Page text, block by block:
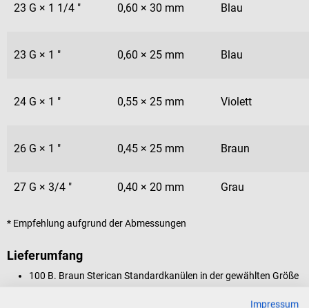
23 G × 1 1/4 " 0,60 × 30 mm Blau
23 G × 1 " 0,60 × 25 mm Blau
24 G × 1 " 0,55 × 25 mm Violett
26 G × 1 " 0,45 × 25 mm Braun
27 G × 3/4 " 0,40 × 20 mm Grau
* Empfehlung aufgrund der Abmessungen
Lieferumfang
100 B. Braun Sterican Standardkanülen in der gewählten Größe
Impressum